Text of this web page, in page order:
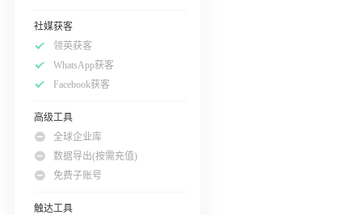
社媒获客
领英获客
WhatsApp获客
Facebook获客
高级工具
全球企业库
数据导出(按需充值)
免费子账号
触达工具